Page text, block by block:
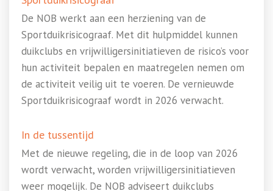
De NOB werkt aan een herziening van de
Sportduikrisicograaf. Met dit hulpmiddel kunnen
duikclubs en vrijwilligersinitiatieven de risico’s voor
hun activiteit bepalen en maatregelen nemen om
de activiteit veilig uit te voeren. De vernieuwde
Sportduikrisicograaf wordt in 2026 verwacht.
In de tussentijd
Met de nieuwe regeling, die in de loop van 2026
wordt verwacht, worden vrijwilligersinitiatieven
weer mogelijk. De NOB adviseert duikclubs